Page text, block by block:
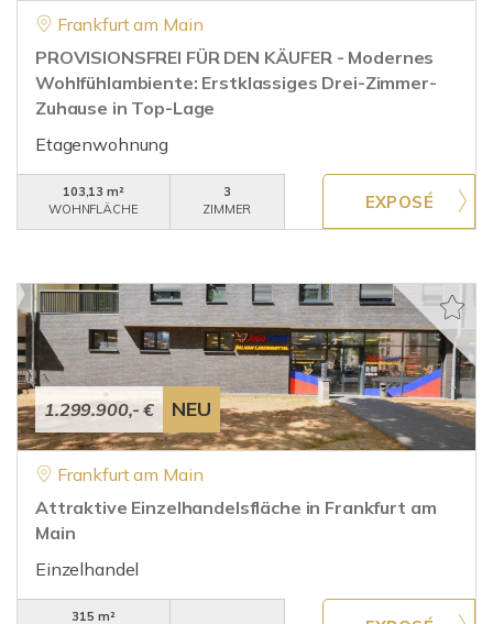
Frankfurt am Main
PROVISIONSFREI FÜR DEN KÄUFER - Modernes
Wohlfühlambiente: Erstklassiges Drei-Zimmer-
Zuhause in Top-Lage
Etagenwohnung
103,13 m²
WOHNFLÄCHE
3
ZIMMER
1.299.900,- € NEU
Frankfurt am Main
Attraktive Einzelhandelsfläche in Frankfurt am
Main
Einzelhandel
315 m²